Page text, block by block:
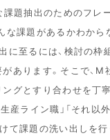
課題抽出のためのフレ
な課題があるかわから
に至るには、検討の枠
あります。そこで、M
グとすり合わせを丁寧
生産ライン職」「それ以
て課題の洗い出しを